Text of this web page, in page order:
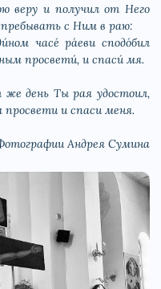
веру и получил от Него
с Ним в раю:
часе́ ра́еви сподо́бил
просвети́, и спаси́ мя.
же день Ты рая удостоил,
и спаси меня.
Андрея Сумина